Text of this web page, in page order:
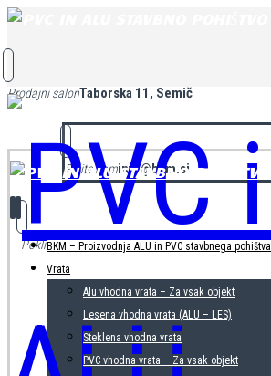
Prodajni salonTaborska 11, Semič
Pišite naminfo@bkm.si
Pokličite nas040 782 605
BKM – Proizvodnja ALU in PVC stavbnega pohištva
Vrata
Alu vhodna vrata – Za vsak objekt
Lesena vhodna vrata (ALU – LES)
Steklena vhodna vrata
PVC vhodna vrata – Za vsak objekt